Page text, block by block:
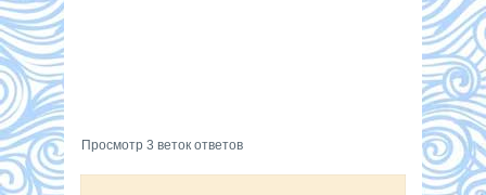
Просмотр 3 веток ответов